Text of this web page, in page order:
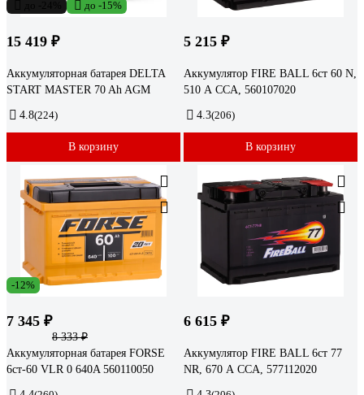
до -15%
15 419 ₽
Аккумуляторная батарея DELTA
START MASTER 70 Ah AGM
4.8(224)
В корзину
5 215 ₽
Аккумулятор FIRE BALL 6ст 60 N,
510 А CCA, 560107020
4.3(206)
В корзину
-12%
7 345 ₽
8 333 ₽
Аккумуляторная батарея FORSE
6ст-60 VLR 0 640A 560110050
6 615 ₽
Аккумулятор FIRE BALL 6ст 77
NR, 670 А CCA, 577112020